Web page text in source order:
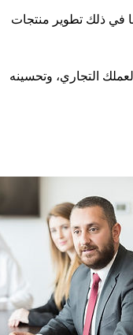
في ذلك تطوير منتجات
التجاري، وتحسينه